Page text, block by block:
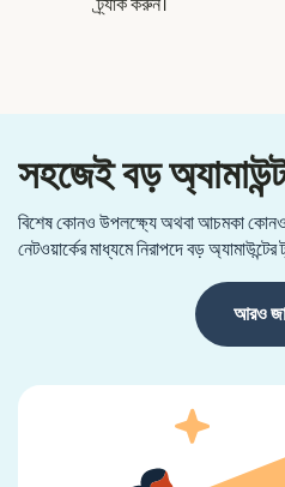
ট্র্যাক করুন।
সহজেই বড়
বিশেষ কোনও উপলক্ষ্যে অথবা আচমকা
নেটওয়ার্কের মাধ্যমে নিরাপদে বড় অ্যামাউন্টের
আরও